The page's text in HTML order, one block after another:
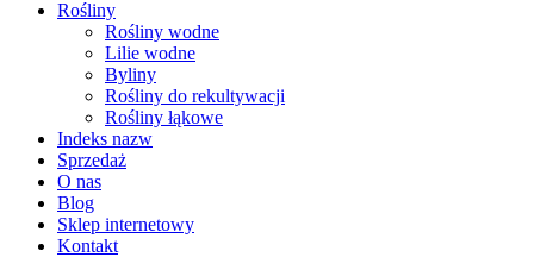
Rośliny
Rośliny wodne
Lilie wodne
Byliny
Rośliny do rekultywacji
Rośliny łąkowe
Indeks nazw
Sprzedaż
O nas
Blog
Sklep internetowy
Kontakt